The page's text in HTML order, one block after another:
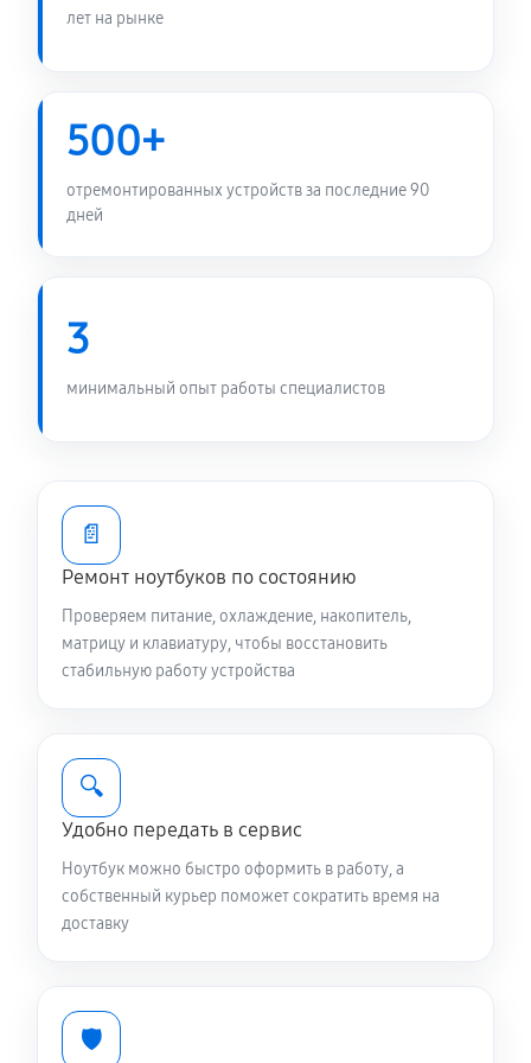
1320 руб
Замена южного моста ноутбука Asus GL753VE-
GC046T
Чистка от пыли ноутбука Asus GL753VE-GC046T
Настройка ОС ноутбука Asus GL753VE-GC046T
1440 руб 70 минут
Замена видеочипа ноутбука Asus GL753VE-GC046T
3290 руб 120 минут
Ремонт разъема питания
лет на рынке
500+
отремонтированных устройств за последние 90
дней
3
минимальный опыт работы специалистов
📄
Ремонт ноутбуков по состоянию
Проверяем питание, охлаждение, накопитель,
матрицу и клавиатуру, чтобы восстановить
стабильную работу устройства
🔍
Удобно передать в сервис
Ноутбук можно быстро оформить в работу, а
собственный курьер поможет сократить время на
доставку
🛡️